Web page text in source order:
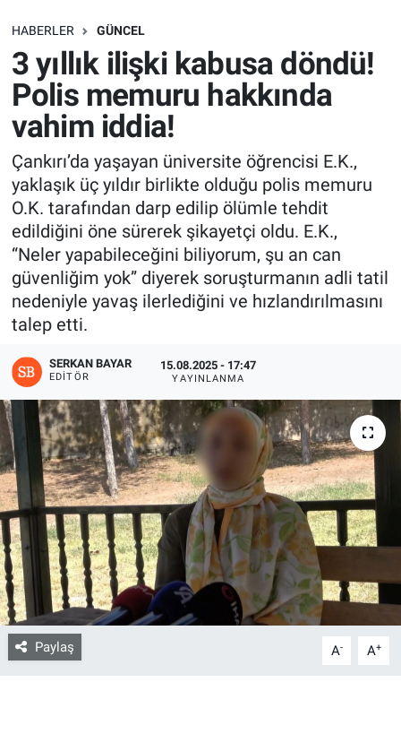
HABERLER GÜNCEL
3 yıllık ilişki kabusa döndü!
Polis memuru hakkında
vahim iddia!
Çankırı’da yaşayan üniversite öğrencisi E.K.,
yaklaşık üç yıldır birlikte olduğu polis memuru
O.K. tarafından darp edilip ölümle tehdit
edildiğini öne sürerek şikayetçi oldu. E.K.,
“Neler yapabileceğini biliyorum, şu an can
güvenliğim yok” diyerek soruşturmanın adli tatil
nedeniyle yavaş ilerlediğini ve hızlandırılmasını
talep etti.
SERKAN BAYAR
EDITÖR
15.08.2025 - 17:47
YAYINLANMA
Paylaş A- A+
SAĞLIK
EKONOMİ
EĞİTİM
ÖZEL HABER
Keşfet
ASTROLOJİ
MANŞET
İLAN
Bize ulaşın
İletişim/Künye
Yaşam
Gözden Kaçmasın
İletişim (Künye)